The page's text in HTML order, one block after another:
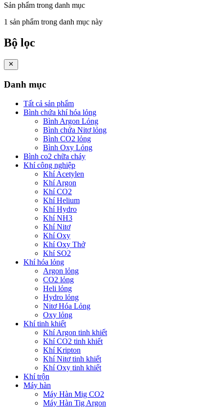
Sản phẩm trong danh mục
1 sản phẩm trong danh mục này
Bộ lọc
Danh mục
Tất cả sản phẩm
Bình chứa khí hóa lỏng
Bình Argon Lỏng
Bình chứa Nitơ lỏng
Bình CO2 lỏng
Bình Oxy Lỏng
Bình co2 chữa cháy
Khí công nghiệp
Khí Acetylen
Khí Argon
Khí CO2
Khí Helium
Khí Hydro
Khí NH3
Khí Nitơ
Khí Oxy
Khí Oxy Thở
Khí SO2
Khí hóa lỏng
Argon lỏng
CO2 lỏng
Heli lỏng
Hydro lỏng
Nitơ Hóa Lỏng
Oxy lỏng
Khí tinh khiết
Khí Argon tinh khiết
Khí CO2 tinh khiết
Khí Kripton
Khí Nitơ tinh khiết
Khí Oxy tinh khiết
Khí trộn
Máy hàn
Máy Hàn Mig CO2
Máy Hàn Tig Argon